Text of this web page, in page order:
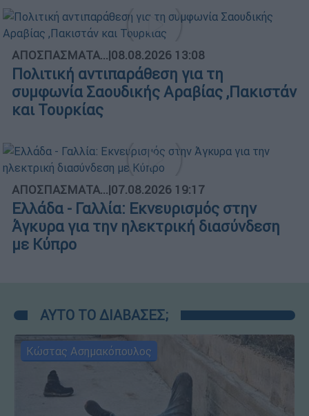
ΑΠΟΣΠΑΣΜΑΤΑ...|08.08.2026 13:08
Πολιτική αντιπαράθεση για τη
συμφωνία Σαουδικής Αραβίας ,Πακιστάν
και Τουρκίας
ΑΠΟΣΠΑΣΜΑΤΑ...|07.08.2026 19:17
Ελλάδα - Γαλλία: Εκνευρισμός στην
Άγκυρα για την ηλεκτρική διασύνδεση
με Κύπρο
ΑΥΤΟ ΤΟ ΔΙΑΒΑΣΕΣ;
Κώστας Ασημακόπουλος